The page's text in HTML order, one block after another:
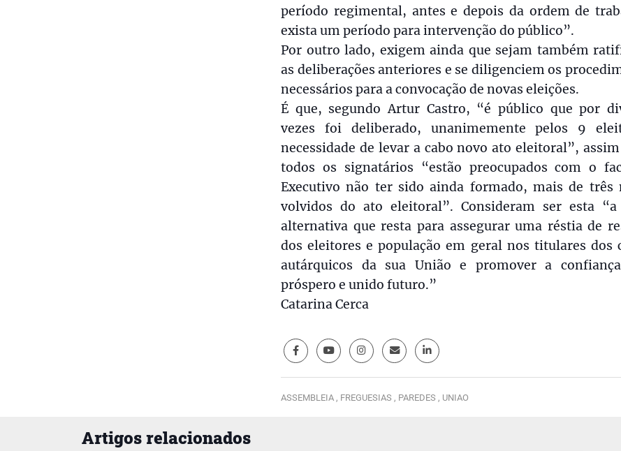
período regimental, antes e depois da ordem de
exista um período para intervenção do público”.
Por outro lado, exigem ainda que sejam também
as deliberações anteriores e se diligenciem os
necessários para a convocação de novas eleições.
É que, segundo Artur Castro, “é público que por
vezes foi deliberado, unanimemente pelos 9
necessidade de levar a cabo novo ato eleitoral”,
todos os signatários “estão preocupados com o
Executivo não ter sido ainda formado, mais de três
volvidos do ato eleitoral”. Consideram ser esta “a
alternativa que resta para assegurar uma réstia de
dos eleitores e população em geral nos titulares dos
autárquicos da sua União e promover a
próspero e unido futuro.”
Catarina Cerca
ASSEMBLEIA , FREGUESIAS , PAREDES , UNIAO
Artigos relacionados